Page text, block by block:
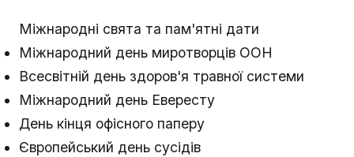
Міжнародні свята та пам'ятні дати
Міжнародний день миротворців ООН
Всесвітній день здоров'я травної системи
Міжнародний день Евересту
День кінця офісного паперу
Європейський день сусідів